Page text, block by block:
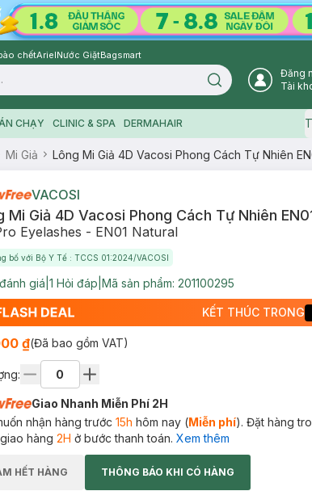
chếtArielNước GiặtBagsmart
Search icon
Đăng
Tài
CHẠY CLINIC & SPA DERMAHAIR
Mi Giả Lông Mi Giả 4D Vacosi Phong Cách Tự Nhiên
VACOSI
Mi Giả 4D Vacosi Phong Cách Tự Nhiên
Eyelashes - EN01 Natural
bố với Bộ Y Tế : TCCS 01:2024/VACOSI
đánh giá 1 Hỏi đáp Mã sản phẩm: 201100295
KẾT THÚC TRONG
₫(Đã bao gồm VAT)
Giao Nhanh Miễn Phí 2H
nhận hàng trước 15h hôm nay (Miễn phí). Đặt hàng
hàng 2H ở bước thanh toán. Xem thêm
HẾT HÀNG THÔNG BÁO KHI CÓ HÀNG